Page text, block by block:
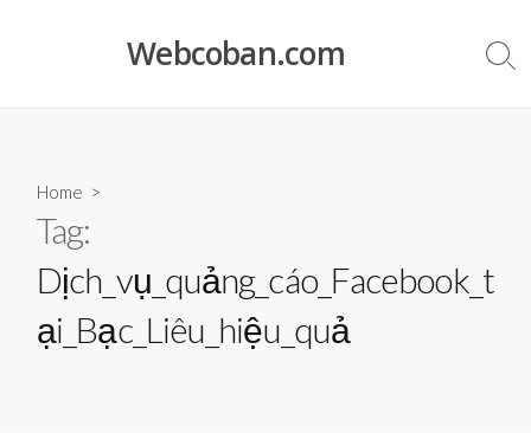
Webcoban.com
Home >
Tag:
Dịch_vụ_quảng_cáo_Facebook_t
ại_Bạc_Liêu_hiệu_quả